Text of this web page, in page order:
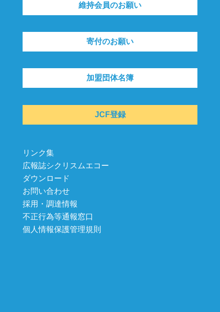
維持会員のお願い
寄付のお願い
加盟団体名簿
JCF登録
リンク集
広報誌シクリスムエコー
ダウンロード
お問い合わせ
採用・調達情報
不正行為等通報窓口
個人情報保護管理規則